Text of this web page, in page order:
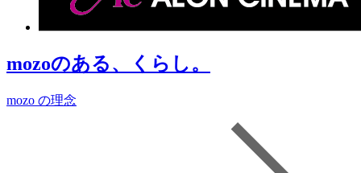
mozoのある、くらし。
mozo の理念